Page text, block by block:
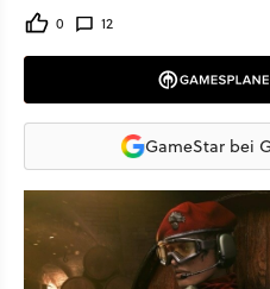
0 12
GameStar bei